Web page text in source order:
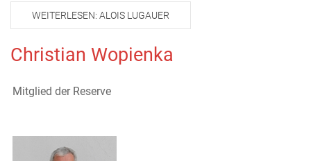
WEITERLESEN: ALOIS LUGAUER
Christian Wopienka
Mitglied der Reserve